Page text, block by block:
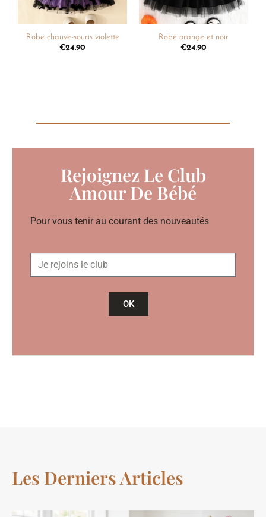
Robe chauve-souris violette
€24.90
Robe orange et noir
€24.90
Rejoignez Le Club
Amour De Bébé
Pour vous tenir au courant des nouveautés
OK
Les Derniers Articles